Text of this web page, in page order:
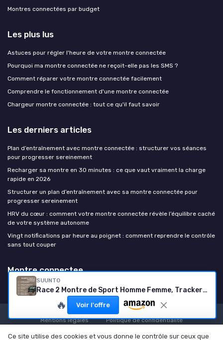
SUUNTO
Race 2 Montre de Sport Homme Femme, Tracker d'Activités GPS Running, Bi-Band GNSS, Carte Hors Ligne, Écran Tactile AMOLED, Smartwatch Cardiofréquencemètre Podomètre Altimètre Trail Titane
🔥 Voir l'offre
Montres connectées par budget
Les plus lus
Astuces pour régler l'heure de votre montre connectée
Pourquoi ma montre connectée ne reçoit-elle pas les SMS ?
Comment réparer votre montre connectée facilement
Comprendre le fonctionnement d'une montre connectée
Chargeur montre connectée : tout ce qu'il faut savoir
Les derniers articles
Plan d’entraînement avec montre connectée : structurer vos séances
pour progresser sereinement
Recharger sa montre en 30 minutes : ce que vaut vraiment la charge
rapide en 2026
Structurer un plan d’entraînement avec sa montre connectée pour
progresser sereinement
HRV du cœur : comment votre montre connectée révèle l’équilibre caché
de votre système autonome
Vingt notifications par heure au poignet : comment reprendre le contrôle
sans tout couper
Montre connectee
Mentions légales
Politique de confidentialité
© Montre connectee 2026
Ce site utilise des cookies et vous donne le contrôle sur ceux que